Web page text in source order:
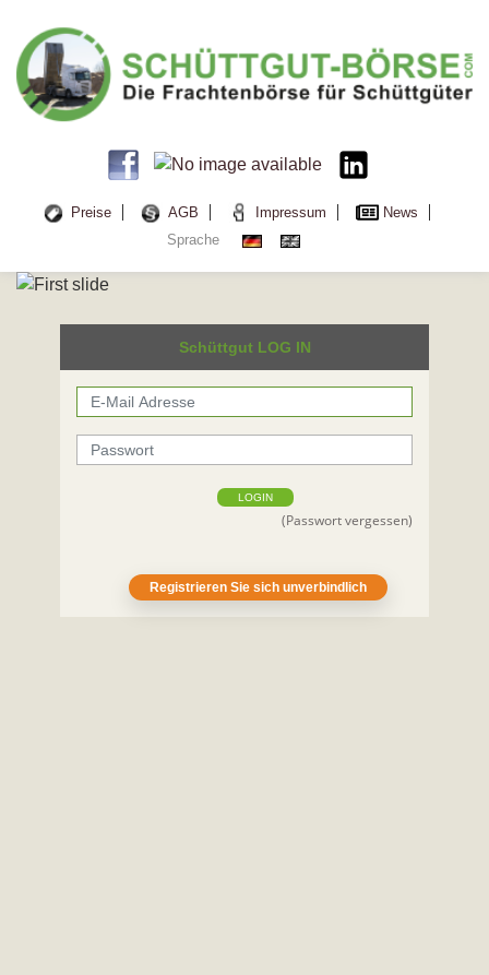
Preise AGB Impressum
News
Sprache
Schüttgut LOG IN
LOGIN
(Passwort vergessen)
Registrieren Sie sich unverbindlich